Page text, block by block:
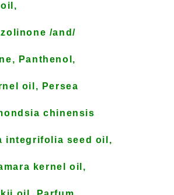
/and/
Panthenol,
oil, Persea
chinensis
integrifolia seed oil,
kernel oil,